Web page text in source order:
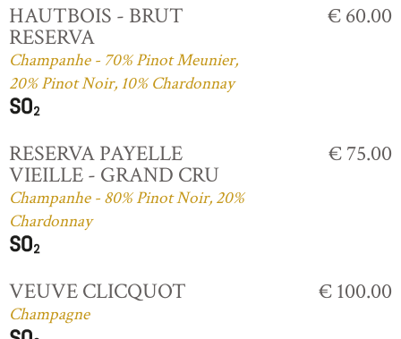
HAUTBOIS - BRUT
RESERVA
Champanhe - 70% Pinot Meunier,
20% Pinot Noir, 10% Chardonnay
€ 60.00
RESERVA PAYELLE
VIEILLE - GRAND CRU
Champanhe - 80% Pinot Noir, 20%
Chardonnay
€ 75.00
VEUVE CLICQUOT
Champagne
€ 100.00